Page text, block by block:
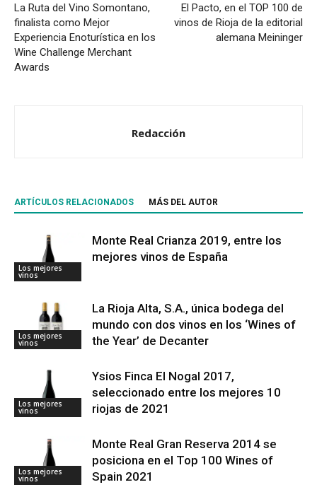
La Ruta del Vino Somontano,
finalista como Mejor
Experiencia Enoturística en los
Wine Challenge Merchant
Awards
El Pacto, en el TOP 100 de
vinos de Rioja de la editorial
alemana Meininger
Redacción
ARTÍCULOS RELACIONADOS MÁS DEL AUTOR
Los mejores
vinos
Monte Real Crianza 2019, entre los
mejores vinos de España
Los mejores
vinos
La Rioja Alta, S.A., única bodega del
mundo con dos vinos en los ‘Wines of
the Year’ de Decanter
Los mejores
vinos
Ysios Finca El Nogal 2017,
seleccionado entre los mejores 10
riojas de 2021
Los mejores
vinos
Monte Real Gran Reserva 2014 se
posiciona en el Top 100 Wines of
Spain 2021